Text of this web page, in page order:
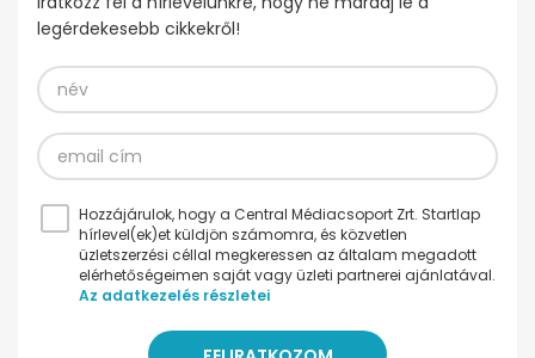
legérdekesebb cikkekről!
Hozzájárulok, hogy a Central Médiacsoport Zrt. Startlap
hírlevel(ek)et küldjön számomra, és közvetlen
üzletszerzési céllal megkeressen az általam megadott
elérhetőségeimen saját vagy üzleti partnerei ajánlatával.
Az adatkezelés részletei